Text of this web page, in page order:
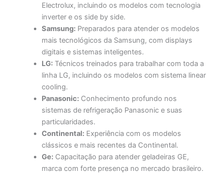
Electrolux, incluindo os modelos com tecnologia
inverter e os side by side.
Samsung: Preparados para atender os modelos
mais tecnológicos da Samsung, com displays
digitais e sistemas inteligentes.
LG: Técnicos treinados para trabalhar com toda a
linha LG, incluindo os modelos com sistema linear
cooling.
Panasonic: Conhecimento profundo nos
sistemas de refrigeração Panasonic e suas
particularidades.
Continental: Experiência com os modelos
clássicos e mais recentes da Continental.
Ge: Capacitação para atender geladeiras GE,
marca com forte presença no mercado brasileiro.